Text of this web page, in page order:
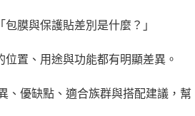
膜與保護貼差別是什麼？」
置、用途與功能都有明顯差異。
、優缺點、適合族群與搭配建議，幫